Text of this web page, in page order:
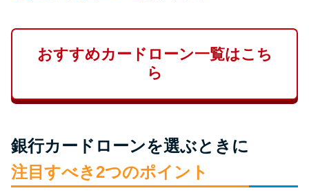
ソフト闇金とは？悪質な手口に
は要注意！
てはいけない理由と借りた場合
申し込みブラックとは?判断の目
安や審査に通らない理由
おすすめカードローン一覧はこち
ら
銀行カードローンを選ぶときに
注目すべき2つのポイント